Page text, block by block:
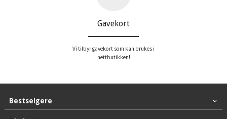
Gavekort
Vi tilbyr gavekort som kan brukes i
nettbutikken!
Bestselgere